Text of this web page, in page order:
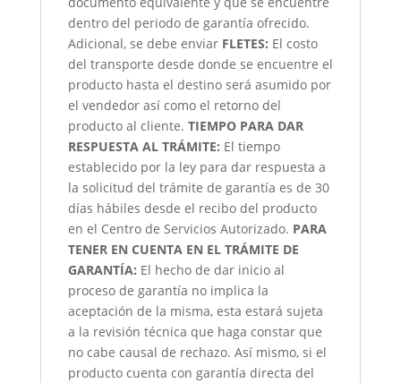
dentro del periodo de garantía ofrecido.
Adicional, se debe enviar FLETES: El costo
del transporte desde donde se encuentre el
producto hasta el destino será asumido por
el vendedor así como el retorno del
producto al cliente. TIEMPO PARA DAR
RESPUESTA AL TRÁMITE: El tiempo
establecido por la ley para dar respuesta a
la solicitud del trámite de garantía es de 30
días hábiles desde el recibo del producto
en el Centro de Servicios Autorizado. PARA
TENER EN CUENTA EN EL TRÁMITE DE
GARANTÍA: El hecho de dar inicio al
proceso de garantía no implica la
aceptación de la misma, esta estará sujeta
a la revisión técnica que haga constar que
no cabe causal de rechazo. Así mismo, si el
producto cuenta con garantía directa del